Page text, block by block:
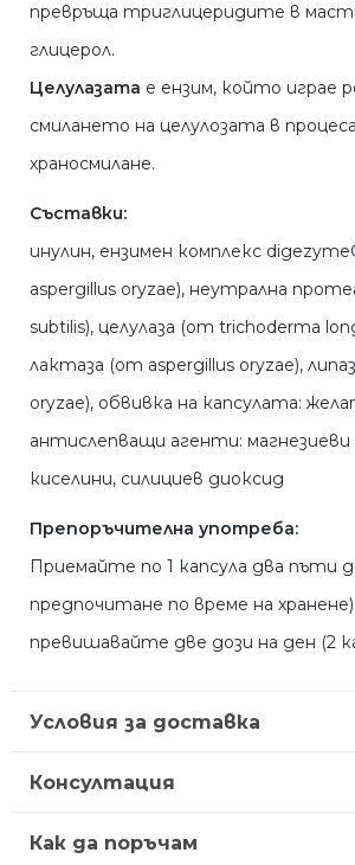
превръща триглицеридите в
глицерол.
Целулазата е ензим, който играе
смилането на целулозата в
храносмилане.
Съставки:
инулин, ензимен комплекс
aspergillus oryzae), неутрална
subtilis), целулаза (от trichoderma
лактаза (от aspergillus oryzae),
oryzae), обвивка на капсулата:
антислепващи агенти: магнезиеви
киселини, силициев диоксид
Препоръчителна употреба:
Приемайте по 1 капсула два пъти
предпочитане по време на
превишавайте две дози на ден (2
Условия за доставка
Консултация
Как да поръчам